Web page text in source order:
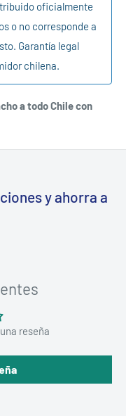
oficialmente
o no corresponde a
Garantía legal
chilena.
a todo Chile con
y ahorra a
reseña